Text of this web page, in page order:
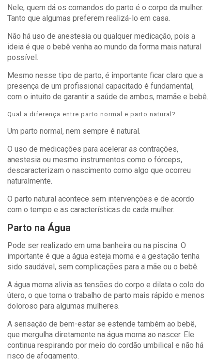
Nele, quem dá os comandos do parto é o corpo da mulher.
Tanto que algumas preferem realizá-lo em casa.
Não há uso de anestesia ou qualquer medicação, pois a
ideia é que o bebê venha ao mundo da forma mais natural
possível.
Mesmo nesse tipo de parto, é importante ficar claro que a
presença de um profissional capacitado é fundamental,
com o intuito de garantir a saúde de ambos, mamãe e bebê.
Qual a diferença entre parto normal e parto natural?
Um parto normal, nem sempre é natural.
O uso de medicações para acelerar as contrações,
anestesia ou mesmo instrumentos como o fórceps,
descaracterizam o nascimento como algo que ocorreu
naturalmente.
O parto natural acontece sem intervenções e de acordo
com o tempo e as características de cada mulher.
Parto na Água
Pode ser realizado em uma banheira ou na piscina. O
importante é que a água esteja morna e a gestação tenha
sido saudável, sem complicações para a mãe ou o bebê.
A água morna alivia as tensões do corpo e dilata o colo do
útero, o que torna o trabalho de parto mais rápido e menos
doloroso para algumas mulheres.
A sensação de bem-estar se estende também ao bebê,
que mergulha diretamente na água morna ao nascer. Ele
continua respirando por meio do cordão umbilical e não há
risco de afogamento.